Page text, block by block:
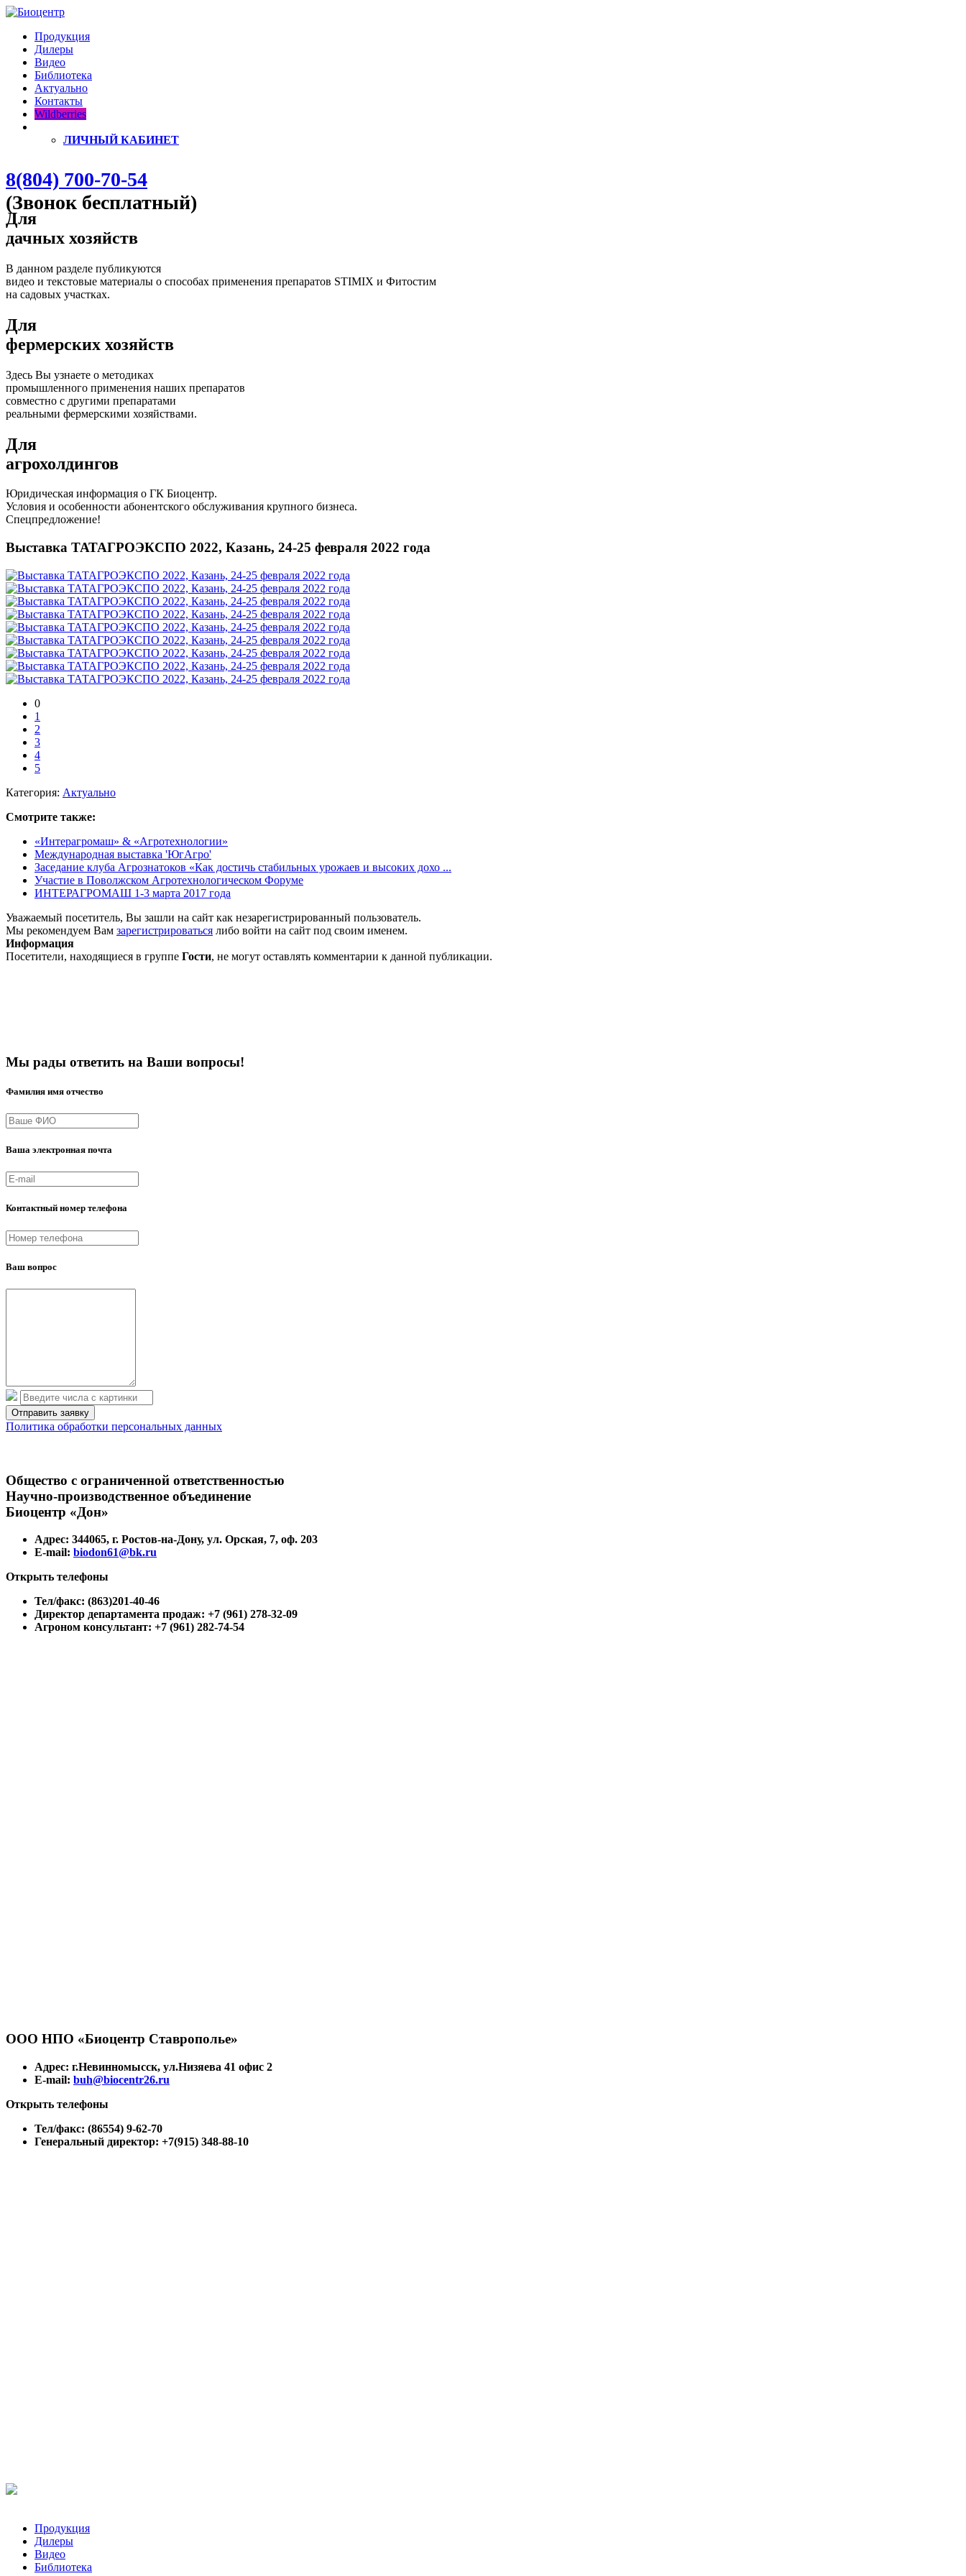
Продукция
Дилеры
Видео
Библиотека
Актуально
Контакты
Wildberries
ЛИЧНЫЙ КАБИНЕТ
8(804) 700-70-54
(Звонок бесплатный)
Для
дачных хозяйств
В данном разделе публикуются
видео и текстовые материалы о способах применения препаратов STIMIX и Фитостим
на садовых участках.
Для
фермерских хозяйств
Здесь Вы узнаете о методиках
промышленного применения наших препаратов
совместно с другими препаратами
реальными фермерскими хозяйствами.
Для
агрохолдингов
Юридическая информация о ГК Биоцентр.
Условия и особенности абонентского обслуживания крупного бизнеса.
Спецпредложение!
Выставка ТАТАГРОЭКСПО 2022, Казань, 24-25 февраля 2022 года
0
1
2
3
4
5
Категория: Актуально
Смотрите также:
«Интерагромаш» & «Агротехнологии»
Международная выставка 'ЮгАгро'
Заседание клуба Агрознатоков «Как достичь стабильных урожаев и высоких дохо ...
Участие в Поволжском Агротехнологическом Форуме
ИНТЕРАГРОМАШ 1-3 марта 2017 года
Уважаемый посетитель, Вы зашли на сайт как незарегистрированный пользователь.
Мы рекомендуем Вам зарегистрироваться либо войти на сайт под своим именем.
Информация
Посетители, находящиеся в группе Гости, не могут оставлять комментарии к данной публикации.
Мы рады ответить на Ваши вопросы!
Фамилия имя отчество
Ваша электронная почта
Контактный номер телефона
Ваш вопрос
Политика обработки персональных данных
Общество с ограниченной ответственностью
Научно-производственное объединение
Биоцентр «Дон»
Адрес: 344065, г. Ростов-на-Дону, ул. Орская, 7, оф. 203
E-mail: biodon61@bk.ru
Открыть телефоны
Тел/факс: (863)201-40-46
Директор департамента продаж: +7 (961) 278-32-09
Агроном консультант: +7 (961) 282-74-54
ООО НПО «Биоцентр Ставрополье»
Адрес: г.Невинномысск, ул.Низяева 41 офис 2
E-mail: buh@biocentr26.ru
Открыть телефоны
Тел/факс: (86554) 9-62-70
Генеральный директор: +7(915) 348-88-10
Продукция
Дилеры
Видео
Библиотека